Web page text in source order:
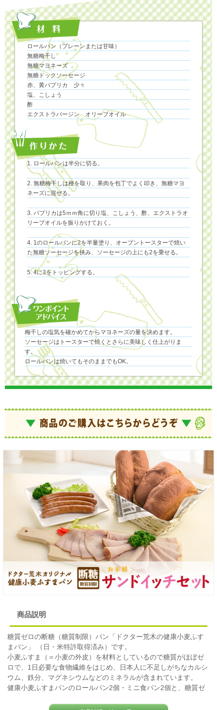
ロールパン（プレーンまたは甘味）
無糖梅干し
無糖マヨネーズ
無糖ドックソーセージ
赤、黄パプリカ 少々
塩、こしょう
酢
エクストラバージン オリーブオイル
ロールパンは半分に切る。
無糖梅干しは種を取り、果肉を包丁でよく叩き、無糖マヨ
ネーズに混ぜる。
パプリカは5ｍｍ角に切り塩、こしょう、酢、エクストラオ
リーブオイルを振りかけておく。
1のロールパンに2を半量塗り、オーブントースターで焼い
た無糖ソーセージを挟み、ソーセージの上にも2を乗せる。
4に3をトッピングする。
梅干しの塩気を確かめてからマヨネーズの量を決めます。
ソーセージはトースターで焼くとさらに美味しく仕上がりま
す。
ロールパンは焼いてもそのままでもOK。
商品説明
糖質ゼロの断糖（糖質制限）パン「ドクター荒木の健康小麦ふす
まパン」 （日・米特許取得済み）です。
小麦ふすま（＝小麦の外皮）を材料としているので糖質がほぼゼ
ロで、1日必要な食物繊維をはじめ、日本人に不足しがちなカルシ
ウム、鉄分、マグネシウムなどのミネラルが含まれています。
健康小麦ふすまパンのロールパン2個・ミニ食パン2個と、糖質ゼ